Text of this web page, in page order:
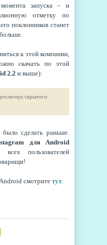
запуска – и
отметку по
поклонников станет
к этой компании,
скачать по этой
2.2 и выше):
скрытого
сделать раньше.
для Android
пользователей
смотрите тут.